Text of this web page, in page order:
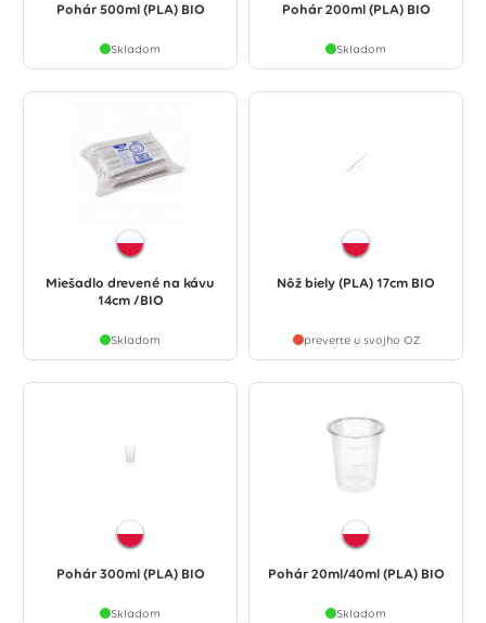
Pohár 500ml (PLA) BIO
Skladom
Pohár 200ml (PLA) BIO
Skladom
Miešadlo drevené na kávu
14cm /BIO
Skladom
Nôž biely (PLA) 17cm BIO
preverte u svojho OZ
Pohár 300ml (PLA) BIO
Skladom
Pohár 20ml/40ml (PLA) BIO
Skladom